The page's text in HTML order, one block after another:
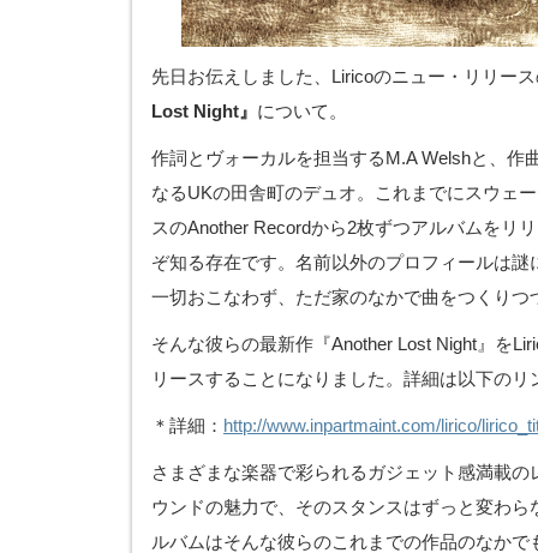
先日お伝えしました、Liricoのニュー・リリー
Lost Night』 について。
作詞とヴォーカルを担当するM.A Welshと、作
なるUKの田舎町のデュオ。これまでにスウェ
スのAnother Recordから2枚ずつアルバムをリ
ぞ知る存在です。名前以外のプロフィールは
一切おこなわず、ただ家のなかで曲をつくりつ
そんな彼らの最新作『Another Lost Night』を
リースすることになりました。詳細は以下の
＊詳細： http://www.inpartmaint.com/lirico/
さまざまな楽器で彩られるガジェット感満載
ウンドの魅力で、そのスタンスはずっと変わ
ルバムはそんな彼らのこれまでの作品のなか